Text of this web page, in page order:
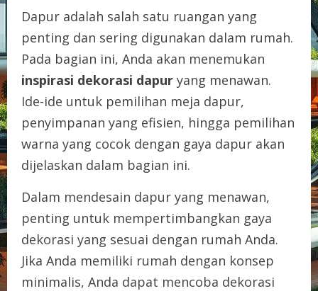
Dapur adalah salah satu ruangan yang
penting dan sering digunakan dalam rumah.
Pada bagian ini, Anda akan menemukan
inspirasi dekorasi dapur yang menawan.
Ide-ide untuk pemilihan meja dapur,
penyimpanan yang efisien, hingga pemilihan
warna yang cocok dengan gaya dapur akan
dijelaskan dalam bagian ini.
Dalam mendesain dapur yang menawan,
penting untuk mempertimbangkan gaya
dekorasi yang sesuai dengan rumah Anda.
Jika Anda memiliki rumah dengan konsep
minimalis, Anda dapat mencoba dekorasi